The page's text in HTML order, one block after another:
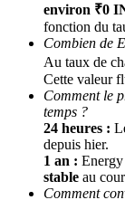
Parrainage
Invitez un ami
BTC Welcome
environ ₹0
fonction du
Combien de
Au taux de
Cette valeur
Comment le
temps ?
24 heures :
depuis hier.
1 an :
stable au
Comment